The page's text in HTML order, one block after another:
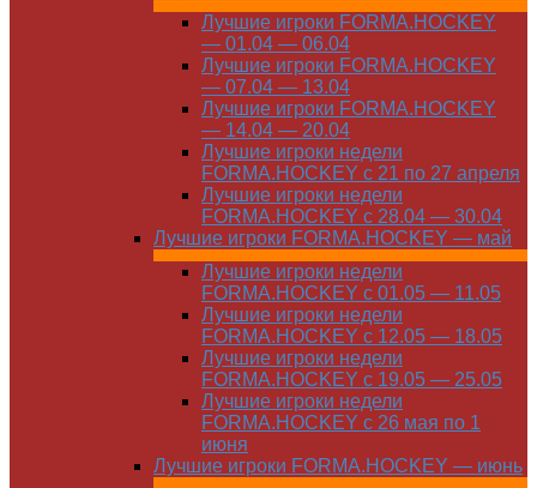
Лучшие игроки FORMA.HOCKEY
— 01.04 — 06.04
Лучшие игроки FORMA.HOCKEY
— 07.04 — 13.04
Лучшие игроки FORMA.HOCKEY
— 14.04 — 20.04
Лучшие игроки недели
FORMA.HOCKEY с 21 по 27 апреля
Лучшие игроки недели
FORMA.HOCKEY с 28.04 — 30.04
Лучшие игроки FORMA.HOCKEY — май
Лучшие игроки недели
FORMA.HOCKEY с 01.05 — 11.05
Лучшие игроки недели
FORMA.HOCKEY с 12.05 — 18.05
Лучшие игроки недели
FORMA.HOCKEY с 19.05 — 25.05
Лучшие игроки недели
FORMA.HOCKEY с 26 мая по 1
июня
Лучшие игроки FORMA.HOCKEY — июнь